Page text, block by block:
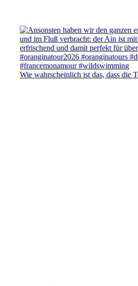
Wie wahrscheinlich ist das, dass die